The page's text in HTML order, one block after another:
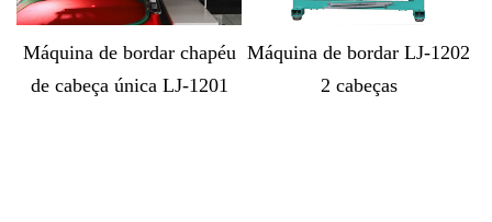
chapéu
LJ-1201
Máquina de bordar LJ-1202
2 cabeças
Máquina
de bordar boné